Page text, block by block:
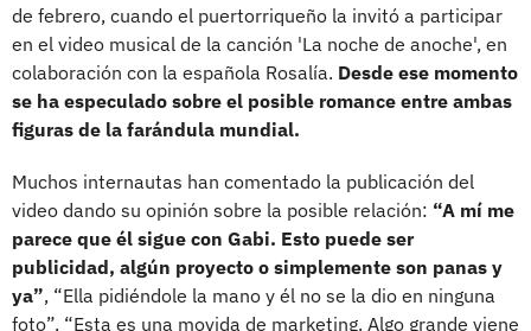
de febrero, cuando el puertorriqueño la invitó a participar
en el video musical de la canción 'La noche de anoche', en
colaboración con la española Rosalía. Desde ese momento
se ha especulado sobre el posible romance entre ambas
figuras de la farándula mundial.
Muchos internautas han comentado la publicación del
video dando su opinión sobre la posible relación: “A mí me
parece que él sigue con Gabi. Esto puede ser
publicidad, algún proyecto o simplemente son panas y
ya”, “Ella pidiéndole la mano y él no se la dio en ninguna
foto”, “Esta es una movida de marketing. Algo grande viene